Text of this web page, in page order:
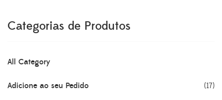
Categorias de Produtos
All Category
Adicione ao seu Pedido (17)